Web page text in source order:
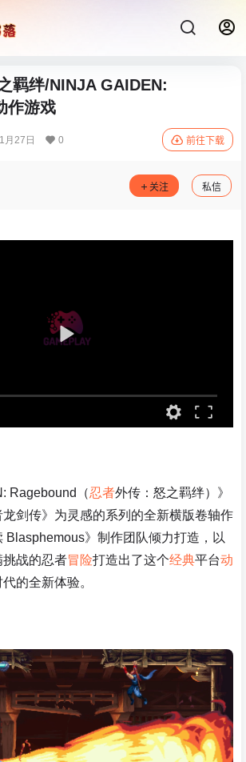
羁绊/NINJA GAIDEN:
作游戏
月27日 0 前往下载
关注 私信
Ragebound（忍者外传：怒之羁绊）》
剑传》为灵感的系列的全新横版卷轴作
Blasphemous》制作团队倾力打造，以
挑战的忍者冒险打造出了这个经典平台动
的全新体验。